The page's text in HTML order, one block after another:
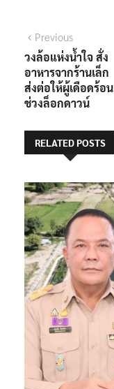
แนะแนว
เรื่อง
PreviousPrevious
post:
วงล้อแห่งน้ำใจ สั่ง
อาหารจากร้านเล็ก
ส่งต่อให้ผู้เดือดร้อน
ช่วงล็อกดาวน์
RELATED POSTS